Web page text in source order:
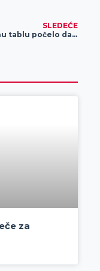
SLEDEĆE
Oglasnu tablu počelo da koristi 10 gradova i opština
za